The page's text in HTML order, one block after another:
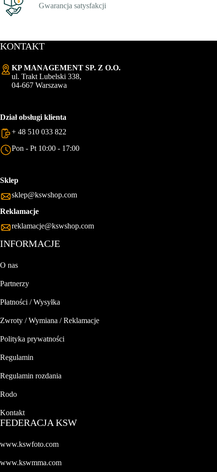
Gwarancja satysfakcji
KONTAKT
KP MANAGEMENT SP. Z O.O.
ul. Trakt Lubelski 338,
04-667 Warszawa
Dział obsługi klienta
+ 48 510 033 822
Pon - Pt 10:00 - 17:00
Sklep
sklep@kswshop.com
Reklamacje
reklamacje@kswshop.com
INFORMACJE
O nas
Partnerzy
Płatności / Wysyłka
Zwroty / Wymiana / Reklamacje
Polityka prywatności
Regulamin
Regulamin rozdania
Rodo
Kontakt
FEDERACJA KSW
www.kswfoto.com
www.kswmma.com